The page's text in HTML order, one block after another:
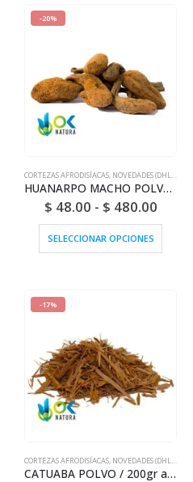
-20%
CORTEZAS AFRODISÍACAS NOVEDADES (DHL O FEDEX)
HUANARPO MACHO POLVO / 200gr a 1kg - (Jatropha macrantha) 100% Pura Corteza Natural y Orgánica
$ 48.00 - $ 480.00
SELECCIONAR OPCIONES
-17%
CORTEZAS AFRODISÍACAS, NOVEDADES (DHL O FEDEX)
CATUABA POLVO / 200gr a 1kg - (Erythroxylum Catuaba) 100% Pura Raíz Natural y Orgánica